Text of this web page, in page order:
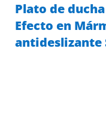
Plato de
Efecto en
antideslizante